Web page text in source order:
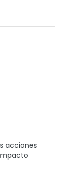
acciones